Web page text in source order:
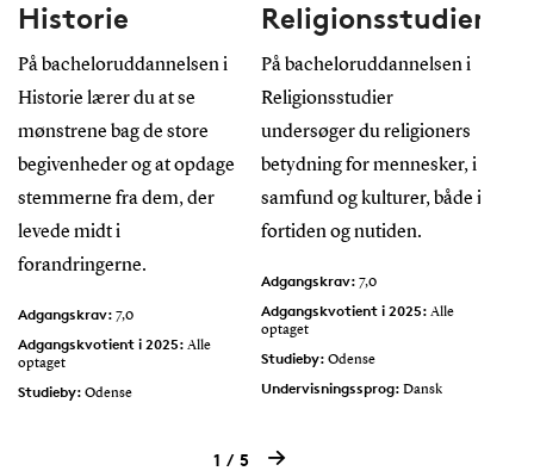
Historie
På bacheloruddannelsen i
Historie lærer du at se
mønstrene bag de store
begivenheder og at opdage
stemmerne fra dem, der
levede midt i
forandringerne.
Adgangskrav: 7,0
Adgangskvotient i 2025: Alle
optaget
Studieby: Odense
Religionsstudier
På bacheloruddannelsen i
Religionsstudier
undersøger du religioners
betydning for mennesker, i
samfund og kulturer, både i
fortiden og nutiden.
Adgangskrav: 7,0
Adgangskvotient i 2025: Alle
optaget
Studieby: Odense
Undervisningssprog: Dansk
1 5